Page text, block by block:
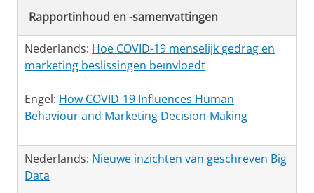
Rapportinhoud en -samenvattingen
Nederlands: Hoe COVID-19 menselijk gedrag en
marketing beslissingen beïnvloedt
Engel: How COVID-19 Influences Human
Behaviour and Marketing Decision-Making
Nederlands: Nieuwe inzichten van geschreven Big
Data